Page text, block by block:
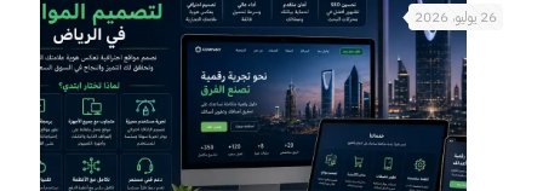
26 يوليو، 2026